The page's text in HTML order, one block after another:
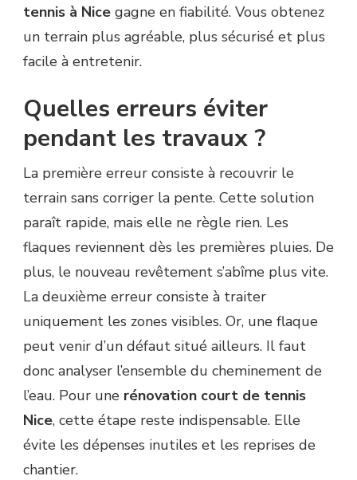
tennis à Nice gagne en fiabilité. Vous obtenez
un terrain plus agréable, plus sécurisé et plus
facile à entretenir.
Quelles erreurs éviter
pendant les travaux ?
La première erreur consiste à recouvrir le
terrain sans corriger la pente. Cette solution
paraît rapide, mais elle ne règle rien. Les
flaques reviennent dès les premières pluies. De
plus, le nouveau revêtement s’abîme plus vite.
La deuxième erreur consiste à traiter
uniquement les zones visibles. Or, une flaque
peut venir d’un défaut situé ailleurs. Il faut
donc analyser l’ensemble du cheminement de
l’eau. Pour une rénovation court de tennis
Nice, cette étape reste indispensable. Elle
évite les dépenses inutiles et les reprises de
chantier.